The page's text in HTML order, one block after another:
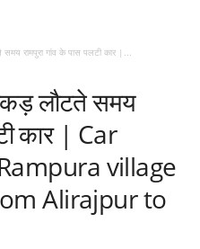
रामपुरा गांव के पास पलटी कार |...
लौटते समय
कार | Car
village
Alirajpur to